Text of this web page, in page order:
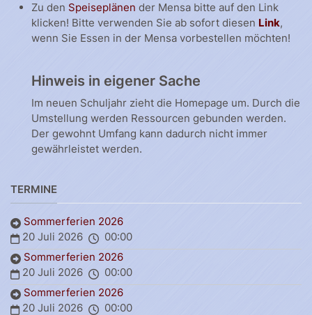
Zu den Speiseplänen der Mensa bitte auf den Link
klicken! Bitte verwenden Sie ab sofort diesen Link,
wenn Sie Essen in der Mensa vorbestellen möchten!
Hinweis in eigener Sache
Im neuen Schuljahr zieht die Homepage um. Durch die
Umstellung werden Ressourcen gebunden werden.
Der gewohnt Umfang kann dadurch nicht immer
gewährleistet werden.
TERMINE
Sommerferien 2026
20 Juli 2026
00:00
Sommerferien 2026
20 Juli 2026
00:00
Sommerferien 2026
20 Juli 2026
00:00